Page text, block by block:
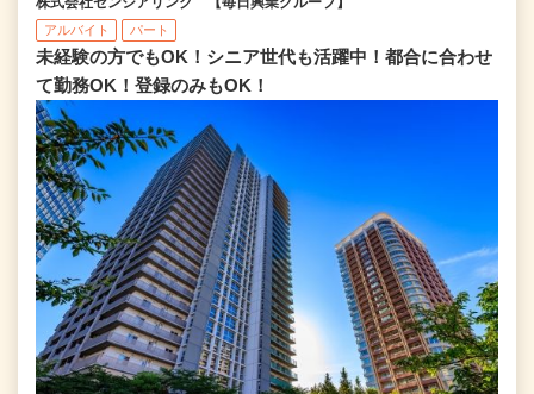
アルバイト パート
未経験の方でもOK！シニア世代も活躍中！都合に合わせ
て勤務OK！登録のみもOK！